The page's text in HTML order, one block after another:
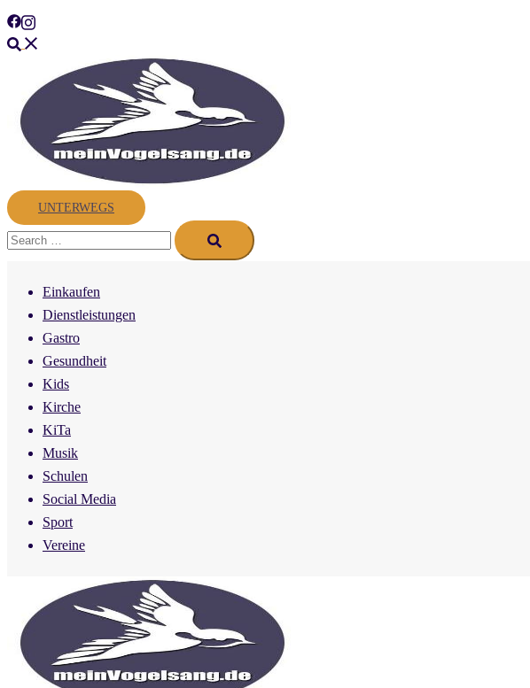
Skip
to
Search
UNTERWEGS
Search…
Einkaufen
Dienstleistungen
Gastro
Gesundheit
Kids
Kirche
KiTa
Musik
Schulen
Social Media
Sport
Vereine